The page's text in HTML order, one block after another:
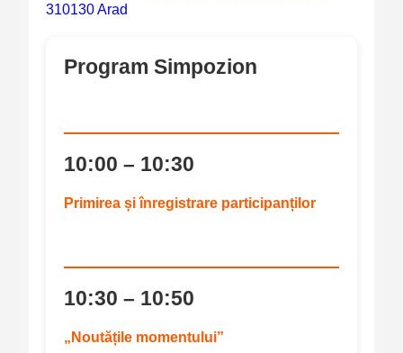
310130 Arad
Program Simpozion
10:00 – 10:30
Primirea și înregistrare participanților
10:30 – 10:50
„Noutățile momentului”